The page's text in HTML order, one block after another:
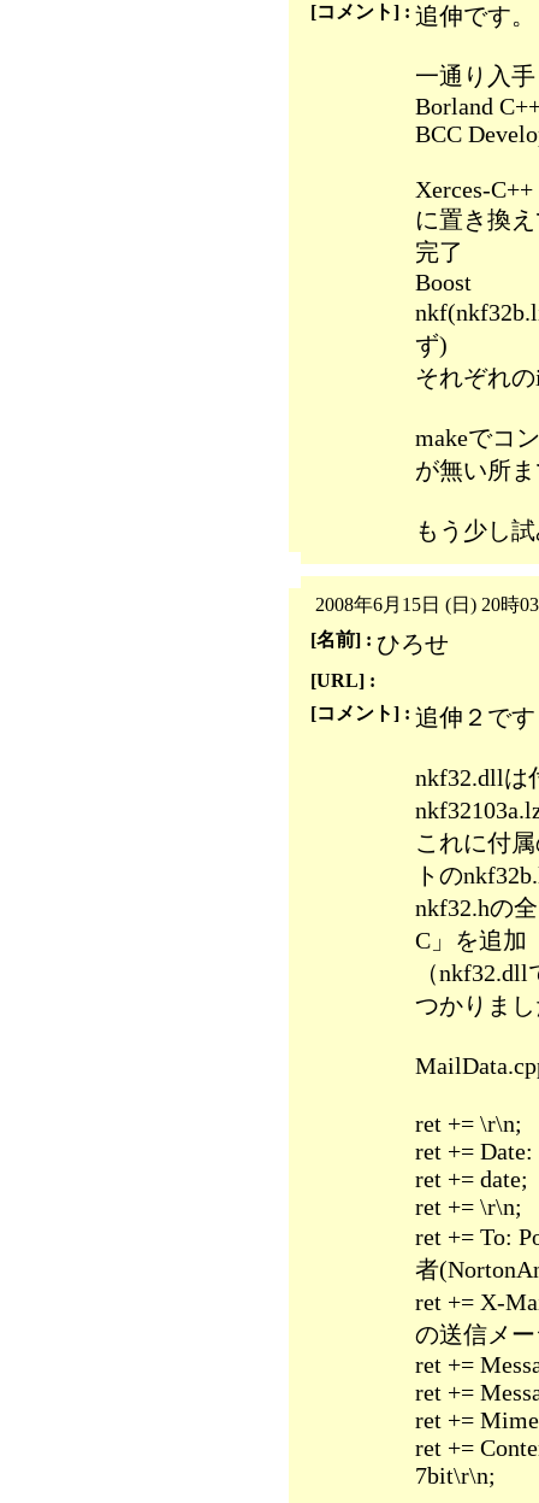
[コメント] : 追伸です。
一通り入
Borland
BCC
Xerces-
に置き換
完了
Boost
ず)
それぞれ
makeでコ
が無い所
もう少し
2008年6月15日 (日) 20時
[名前] : ひろせ
[URL] :
[コメント] : 追伸２です
nkf32.dllは
これに付
トの
nkf32.hの
C」を追加
（
つかりま
ret += \r\n;
ret += Date:
ret += date;
ret += \r\n;
ret += To:
者
ret += X-
の送信メ
ret +=
ret +=
ret +=
ret +=
7bit\r\n;